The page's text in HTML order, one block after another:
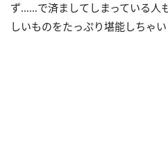
ず……で済ましてしまっている人
しいものをたっぷり堪能しちゃい